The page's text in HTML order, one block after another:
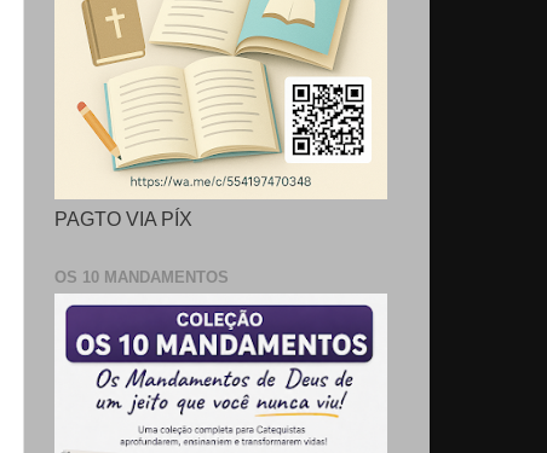
PAGTO VIA PÍX
OS 10 MANDAMENTOS